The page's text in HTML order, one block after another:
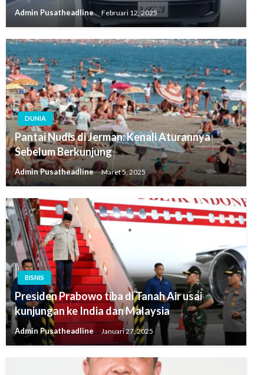
Admin Pusatheadline Februari 12, 2025
DUNIA
Pantai Nudis di Jerman: Kenali Aturannya
Sebelum Berkunjung
Admin Pusatheadline Maret 5, 2025
BISNIS
Presiden Prabowo tiba di Tanah Air usai
kunjungan ke India dan Malaysia
Admin Pusatheadline Januari 27, 2025